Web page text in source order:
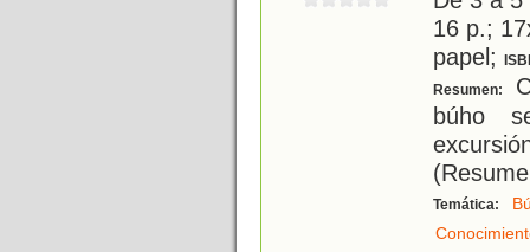
16 p.;
papel;
Resumen:
búho
Temática: